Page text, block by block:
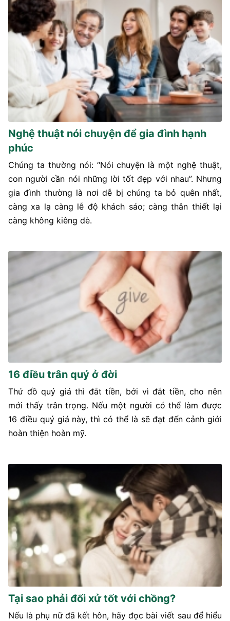
Nghệ thuật nói chuyện để gia đình hạnh
phúc
Chúng ta thường nói: “Nói chuyện là một nghệ thuật,
con người cần nói những lời tốt đẹp với nhau”. Nhưng
gia đình thường là nơi dễ bị chúng ta bỏ quên nhất,
càng xa lạ càng lễ độ khách sáo; càng thân thiết lại
càng không kiêng dè.
16 điều trân quý ở đời
Thứ đồ quý giá thì đắt tiền, bởi vì đắt tiền, cho nên
mới thấy trân trọng. Nếu một người có thể làm được
16 điều quý giá này, thì có thể là sẽ đạt đến cảnh giới
hoàn thiện hoàn mỹ.
Tại sao phải đối xử tốt với chồng?
Nếu là phụ nữ đã kết hôn, hãy đọc bài viết sau để hiểu